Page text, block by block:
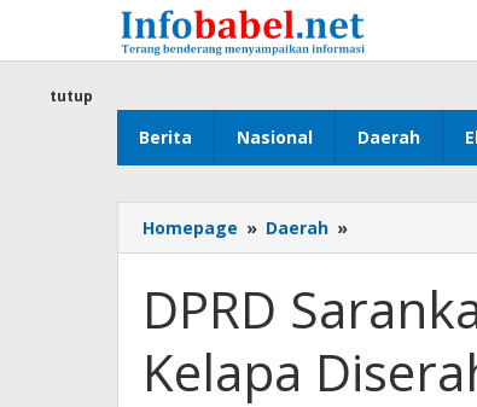
konten
Berita Nasional Daerah
tutup
Homepage » Daerah »
Sarankan
Landbouw
di
Kelapa
Diserahkan
DPRD
Kelapa